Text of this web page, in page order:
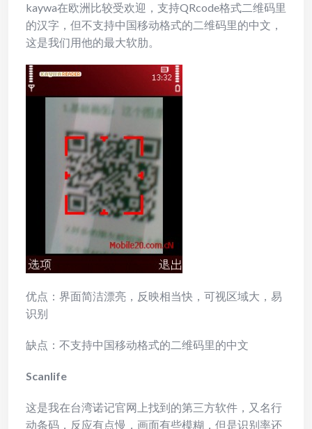
kaywa在欧洲比较受欢迎，支持QRcode格式二维码里
的汉字，但不支持中国移动格式的二维码里的中文，
这是我们用他的最大软肋。
优点：界面简洁漂亮，反映相当快，可视区域大，易
识别
缺点：不支持中国移动格式的二维码里的中文
Scanlife
这是我在台湾诺记官网上找到的第三方软件，又名行
动条码，反应有点慢，画面有些模糊，但是识别率还